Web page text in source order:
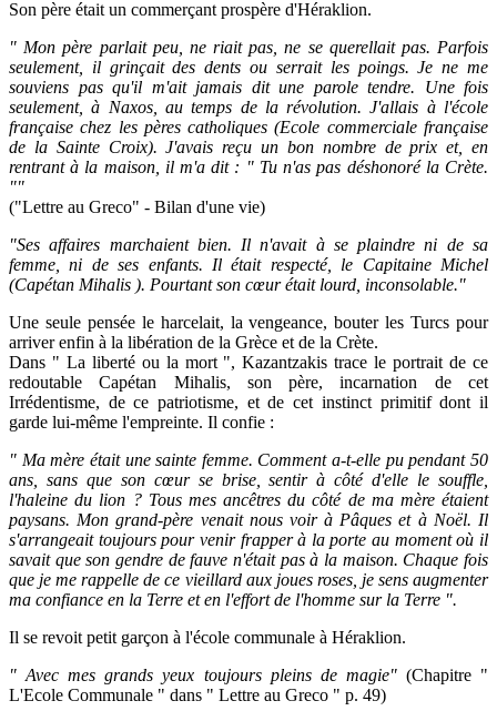
Son père était un commerçant prospère d'Héraklion.
" Mon père parlait peu, ne riait pas, ne se querellait pas. Parfois
seulement, il grinçait des dents ou serrait les poings. Je ne me
souviens pas qu'il m'ait jamais dit une parole tendre. Une fois
seulement, à Naxos, au temps de la révolution. J'allais à l'école
française chez les pères catholiques (Ecole commerciale française
de la Sainte Croix). J'avais reçu un bon nombre de prix et, en
rentrant à la maison, il m'a dit : " Tu n'as pas déshonoré la Crète.
""
("Lettre au Greco" - Bilan d'une vie)
"Ses affaires marchaient bien. Il n'avait à se plaindre ni de sa
femme, ni de ses enfants. Il était respecté, le Capitaine Michel
(Capétan Mihalis ). Pourtant son cœur était lourd, inconsolable."
Une seule pensée le harcelait, la vengeance, bouter les Turcs pour
arriver enfin à la libération de la Grèce et de la Crète.
Dans " La liberté ou la mort ", Kazantzakis trace le portrait de ce
redoutable Capétan Mihalis, son père, incarnation de cet
Irrédentisme, de ce patriotisme, et de cet instinct primitif dont il
garde lui-même l'empreinte. Il confie :
" Ma mère était une sainte femme. Comment a-t-elle pu pendant 50
ans, sans que son cœur se brise, sentir à côté d'elle le souffle,
l'haleine du lion ? Tous mes ancêtres du côté de ma mère étaient
paysans. Mon grand-père venait nous voir à Pâques et à Noël. Il
s'arrangeait toujours pour venir frapper à la porte au moment où il
savait que son gendre de fauve n'était pas à la maison. Chaque fois
que je me rappelle de ce vieillard aux joues roses, je sens augmenter
ma confiance en la Terre et en l'effort de l'homme sur la Terre ".
Il se revoit petit garçon à l'école communale à Héraklion.
" Avec mes grands yeux toujours pleins de magie"(Chapitre "
L'Ecole Communale " dans " Lettre au Greco " p. 49)